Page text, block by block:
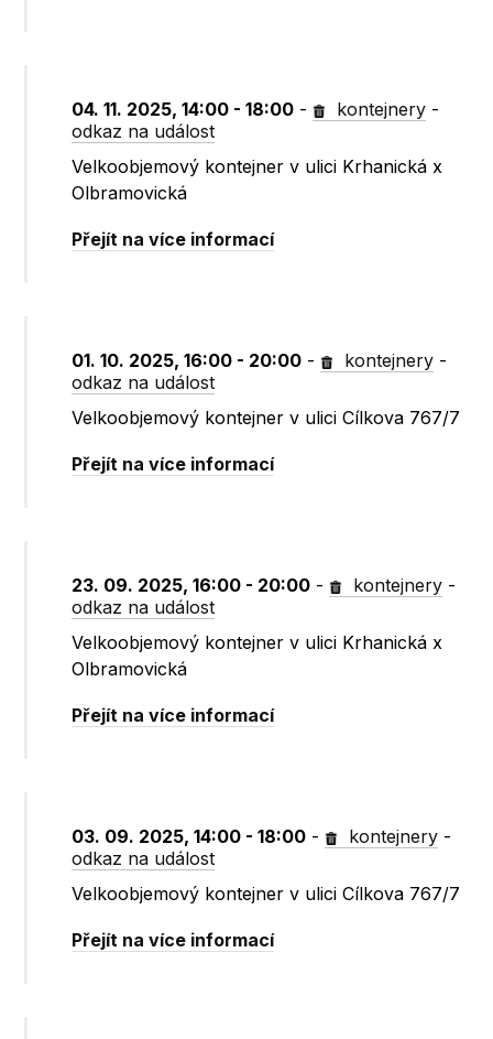
04. 11. 2025, 14:00 - 18:00 - kontejnery -
odkaz na událost
Velkoobjemový kontejner v ulici Krhanická x
Olbramovická
Přejít na více informací
01. 10. 2025, 16:00 - 20:00 - kontejnery -
odkaz na událost
Velkoobjemový kontejner v ulici Cílkova 767/7
Přejít na více informací
23. 09. 2025, 16:00 - 20:00 - kontejnery -
odkaz na událost
Velkoobjemový kontejner v ulici Krhanická x
Olbramovická
Přejít na více informací
03. 09. 2025, 14:00 - 18:00 - kontejnery -
odkaz na událost
Velkoobjemový kontejner v ulici Cílkova 767/7
Přejít na více informací